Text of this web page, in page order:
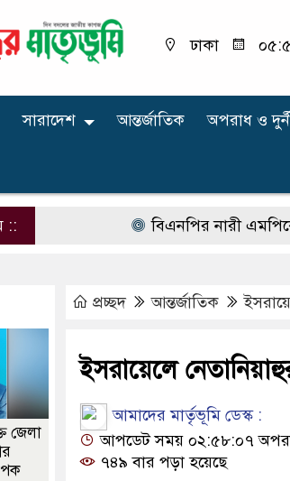
ঢাকা
সারাদেশ আন্তর্জাতিক অপরাধ ‍ও
:: বিএনপির নারী এমপিকে আসিফ
প্রচ্ছদ আন্তর্জাতিক
ইসরায়েলে
আমাদের মার্তৃভূমি ডেস্ক :
আপডেট সময় ০২:৫৮:০৭
৭৪৯ বার পড়া হয়েছে
জেলা